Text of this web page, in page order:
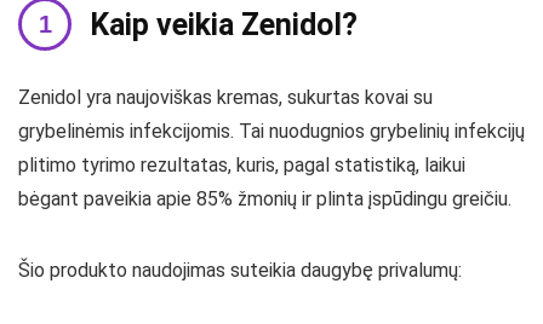
Kaip veikia Zenidol?
Zenidol yra naujoviškas kremas, sukurtas kovai su
grybelinėmis infekcijomis. Tai nuodugnios grybelinių infekcijų
plitimo tyrimo rezultatas, kuris, pagal statistiką, laikui
bėgant paveikia apie 85% žmonių ir plinta įspūdingu greičiu.
Šio produkto naudojimas suteikia daugybę privalumų: